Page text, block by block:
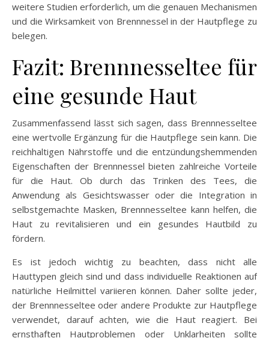
weitere Studien erforderlich, um die genauen Mechanismen
und die Wirksamkeit von Brennnessel in der Hautpflege zu
belegen.
Fazit: Brennnesseltee für
eine gesunde Haut
Zusammenfassend lässt sich sagen, dass Brennnesseltee
eine wertvolle Ergänzung für die Hautpflege sein kann. Die
reichhaltigen Nährstoffe und die entzündungshemmenden
Eigenschaften der Brennnessel bieten zahlreiche Vorteile
für die Haut. Ob durch das Trinken des Tees, die
Anwendung als Gesichtswasser oder die Integration in
selbstgemachte Masken, Brennnesseltee kann helfen, die
Haut zu revitalisieren und ein gesundes Hautbild zu
fördern.
Es ist jedoch wichtig zu beachten, dass nicht alle
Hauttypen gleich sind und dass individuelle Reaktionen auf
natürliche Heilmittel variieren können. Daher sollte jeder,
der Brennnesseltee oder andere Produkte zur Hautpflege
verwendet, darauf achten, wie die Haut reagiert. Bei
ernsthaften Hautproblemen oder Unklarheiten sollte